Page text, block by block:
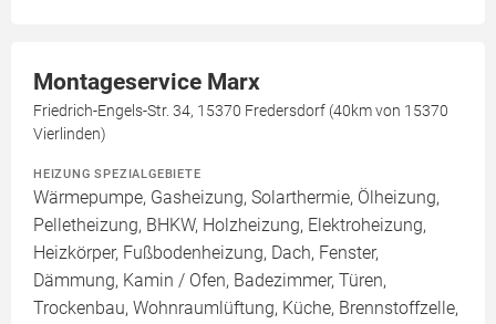
Montageservice Marx
Friedrich-Engels-Str. 34, 15370 Fredersdorf (40km von 15370
Vierlinden)
HEIZUNG SPEZIALGEBIETE
Wärmepumpe, Gasheizung, Solarthermie, Ölheizung,
Pelletheizung, BHKW, Holzheizung, Elektroheizung,
Heizkörper, Fußbodenheizung, Dach, Fenster,
Dämmung, Kamin / Ofen, Badezimmer, Türen,
Trockenbau, Wohnraumlüftung, Küche, Brennstoffzelle,